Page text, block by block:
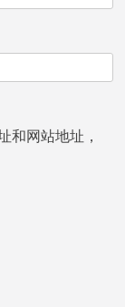
和网站地址，